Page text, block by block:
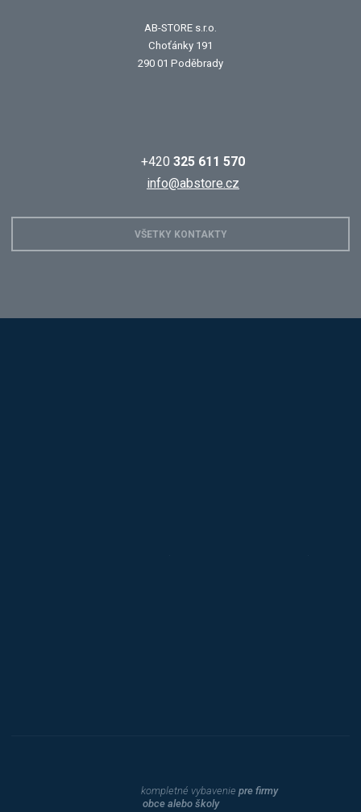
AB-STORE s.r.o.
Choťánky 191
290 01 Poděbrady
+420 325 611 570
info@abstore.cz
VŠETKY KONTAKTY
kompletné vybavenie pre firmy
obce alebo školy